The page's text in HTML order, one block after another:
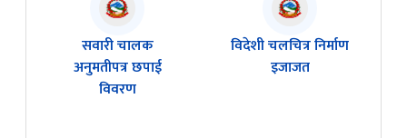
सवारी चालक
अनुमतीपत्र छपाई
विवरण
विदेशी चलचित्र निर्माण
इजाजत